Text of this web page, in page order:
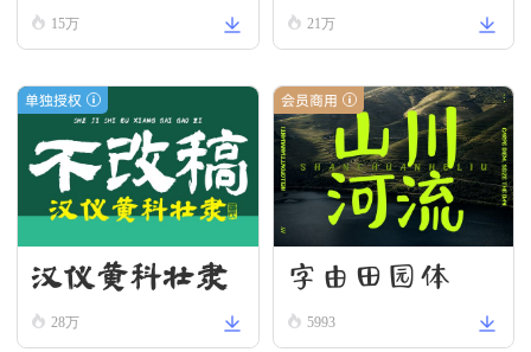
15万 21万
单独授权
汉仪黄科壮隶
W28万
会员商用
字由田园体
5993